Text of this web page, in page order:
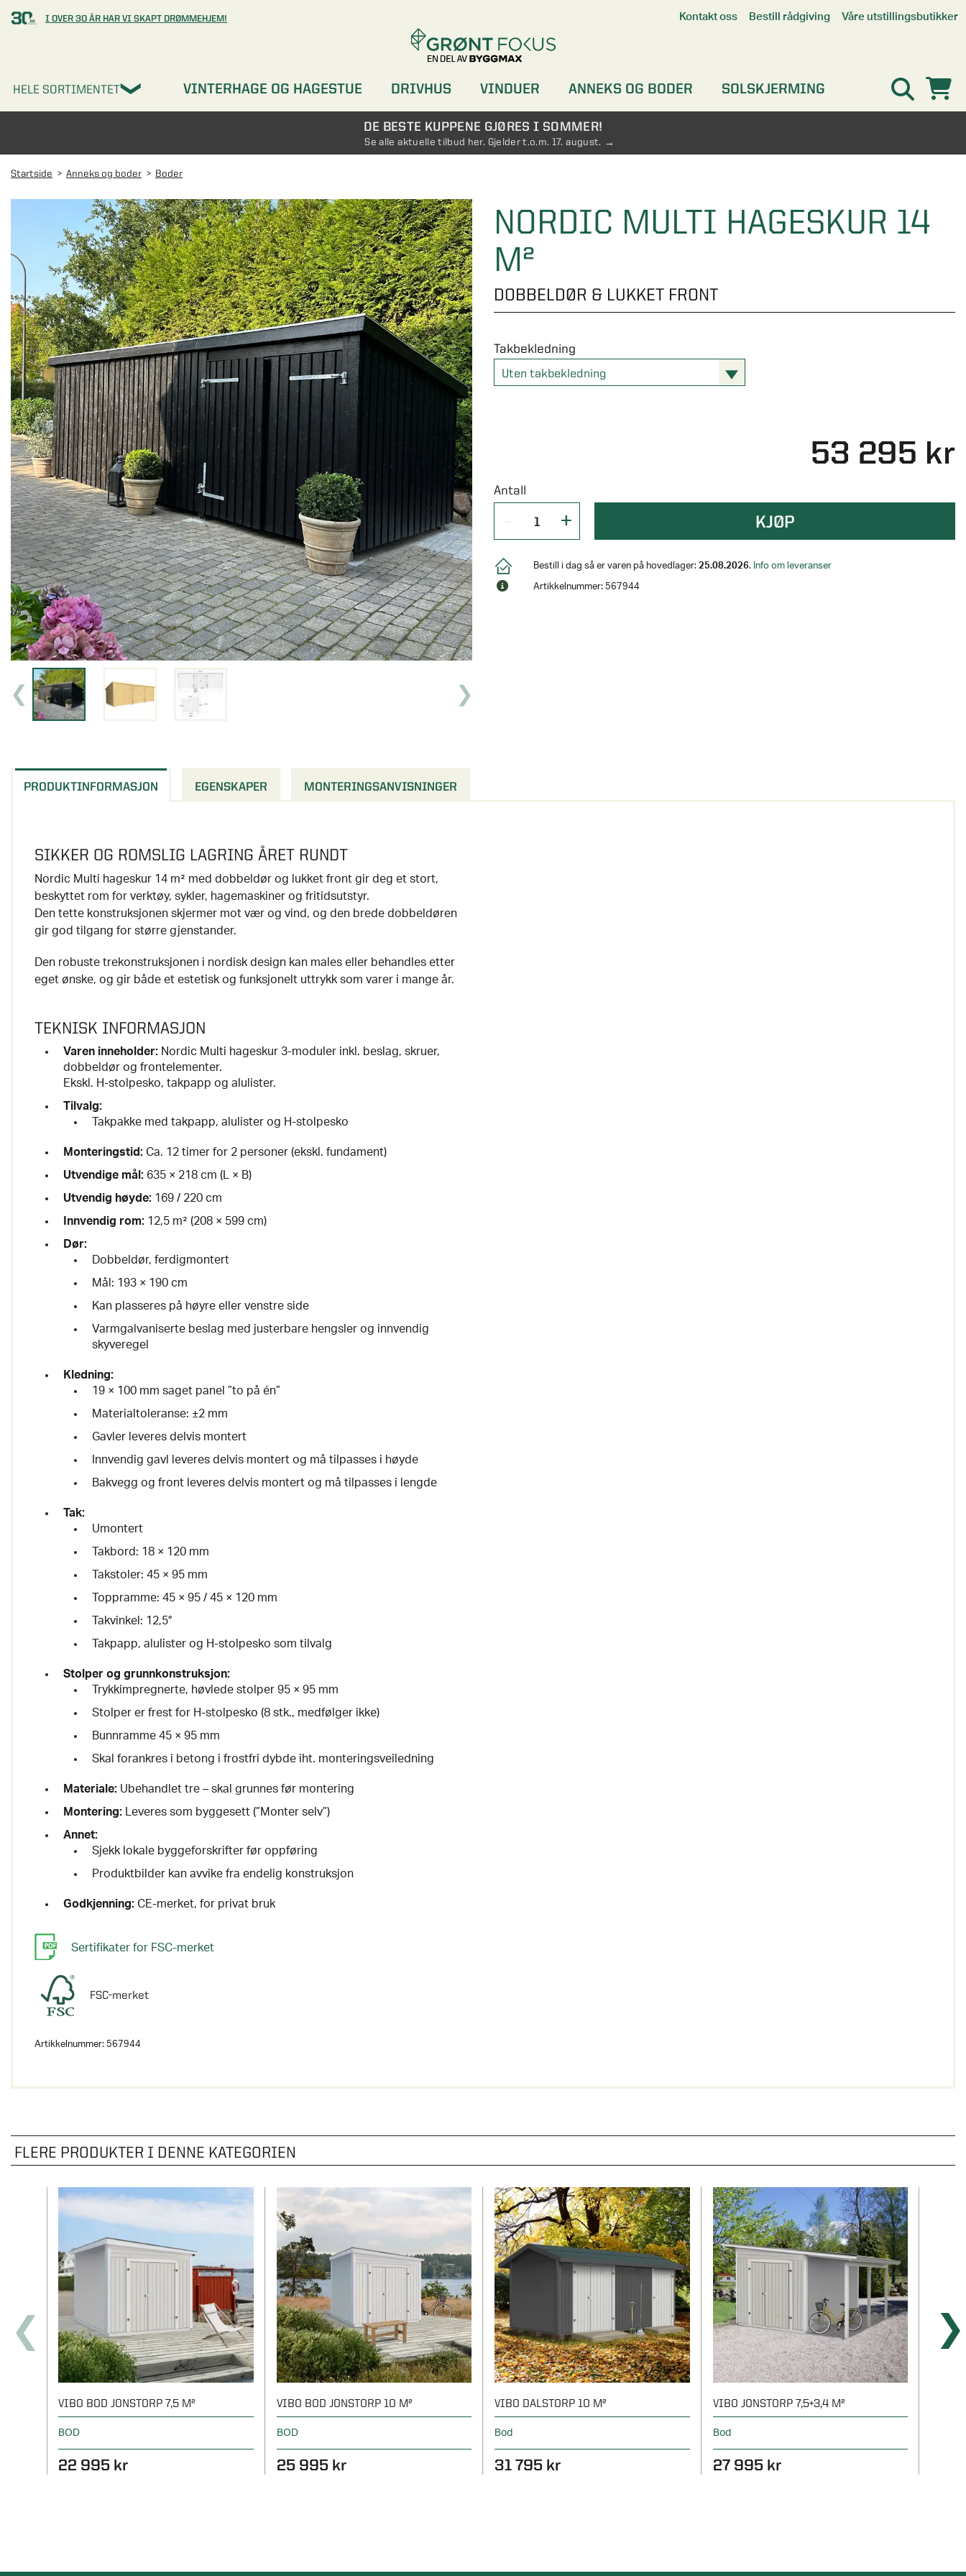
I OVER 30 ÅR HAR VI SKAPT DRØMMEHJEM! Kontakt oss Bestill rådgiving Våre utstillingsbutikker
Kristiansand
HELE SORTIMENTET VINTERHAGE OG HAGESTUE DRIVHUS VINDUER ANNEKS OG BODER
SOLSKJERMING
DØRER
GARDEROBER
DE BESTE KUPPENE GJØRES I SOMMER!
Se alle aktuelle tilbud her. Gjelder t.o.m. 17. august.
Startside Anneks og boder Boder
NORDIC MULTI HAGESKUR 14
M²
DOBBELDØR & LUKKET FRONT
Takbekledning
Uten takbekledning
53 295 kr
Antall
KJØP
Bestill i dag så er varen på hovedlager: 25.08.2026. Info om leveranser
Artikkelnummer: 567944
PRODUKTINFORMASJON EGENSKAPER MONTERINGSANVISNINGER
SIKKER OG ROMSLIG LAGRING ÅRET RUNDT
Nordic Multi hageskur 14 m² med dobbeldør og lukket front gir deg et stort,
beskyttet rom for verktøy, sykler, hagemaskiner og fritidsutstyr.
Den tette konstruksjonen skjermer mot vær og vind, og den brede dobbeldøren
gir god tilgang for større gjenstander.
Den robuste trekonstruksjonen i nordisk design kan males eller behandles etter
eget ønske, og gir både et estetisk og funksjonelt uttrykk som varer i mange år.
TEKNISK INFORMASJON
Varen inneholder: Nordic Multi hageskur 3-moduler inkl. beslag, skruer,
dobbeldør og frontelementer.
Ekskl. H-stolpesko, takpapp og alulister.
Tilvalg:
Takpakke med takpapp, alulister og H-stolpesko
Monteringstid: Ca. 12 timer for 2 personer (ekskl. fundament)
Utvendige mål: 635 × 218 cm (L × B)
Utvendig høyde: 169 / 220 cm
Innvendig rom: 12,5 m² (208 × 599 cm)
Dør:
Dobbeldør, ferdigmontert
Mål: 193 × 190 cm
Kan plasseres på høyre eller venstre side
Varmgalvaniserte beslag med justerbare hengsler og innvendig
skyveregel
Kledning:
19 × 100 mm saget panel ”to på én”
Materialtoleranse: ±2 mm
Gavler leveres delvis montert
Innvendig gavl leveres delvis montert og må tilpasses i høyde
Bakvegg og front leveres delvis montert og må tilpasses i lengde
Tak:
Umontert
Takbord: 18 × 120 mm
Takstoler: 45 × 95 mm
Toppramme: 45 × 95 / 45 × 120 mm
Takvinkel: 12,5°
Takpapp, alulister og H-stolpesko som tilvalg
Stolper og grunnkonstruksjon:
Trykkimpregnerte, høvlede stolper 95 × 95 mm
Stolper er frest for H-stolpesko (8 stk., medfølger ikke)
Bunnramme 45 × 95 mm
Skal forankres i betong i frostfri dybde iht. monteringsveiledning
Materiale: Ubehandlet tre – skal grunnes før montering
Montering: Leveres som byggesett (”Monter selv”)
Annet:
Sjekk lokale byggeforskrifter før oppføring
Produktbilder kan avvike fra endelig konstruksjon
Godkjenning: CE-merket, for privat bruk
Sertifikater for FSC-merket
FSC-merket
Artikkelnummer: 567944
FLERE PRODUKTER I DENNE KATEGORIEN
VIBO BOD JONSTORP 7,5 M²
BOD
22 995 kr
VIBO BOD JONSTORP 10 M²
BOD
25 995 kr
VIBO DALSTORP 10 M²
Bod
31 795 kr
VIBO JONSTORP 7,5+3,4 M²
Bod
27 995 kr